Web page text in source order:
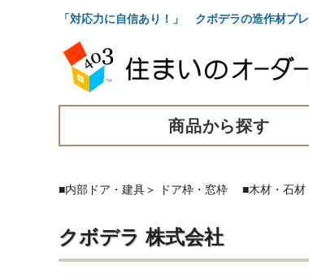
「対応力に自信あり！」 クボデラの造作材
商品から探す
■内部ドア・建具＞ ドア枠・窓枠 ■木材・石材
クボデラ 株式会社